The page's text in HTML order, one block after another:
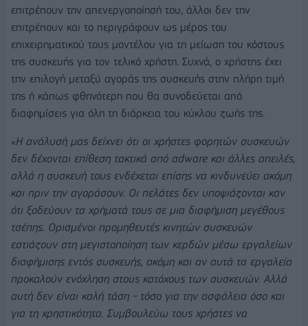
επιτρέπουν την απενεργοποίησή του, άλλοι δεν την
επιτρέπουν και το περιγράφουν ως μέρος του
επιχειρηματικού τους μοντέλου για τη μείωση του κόστους
της συσκευής για τον τελικό χρήστη. Συχνά, ο χρήστης έχει
την επιλογή μεταξύ αγοράς της συσκευής στην πλήρη τιμή
της ή κάπως φθηνότερη που θα συνοδεύεται από
διαφημίσεις για όλη τη διάρκεια του κύκλου ζωής της.
«Η ανάλυσή μας δείχνει ότι οι χρήστες φορητών συσκευών
δεν δέχονται επίθεση τακτικά από adware και άλλες απειλές,
αλλά η συσκευή τους ενδέχεται επίσης να κινδυνεύει ακόμη
και πριν την αγοράσουν. Οι πελάτες δεν υποψιάζονται καν
ότι ξοδεύουν τα χρήματά τους σε μια διαφήμιση μεγέθους
τσέπης. Ορισμένοι προμηθευτές κινητών συσκευών
εστιάζουν στη μεγιστοποίηση των κερδών μέσω εργαλείων
διαφήμισης εντός συσκευής, ακόμη και αν αυτά τα εργαλεία
προκαλούν ενόχληση στους κατόχους των συσκευών. Αλλά
αυτή δεν είναι καλή τάση - τόσο για την ασφάλεια όσο και
για τη χρηστικότητα. Συμβουλεύω τους χρήστες να